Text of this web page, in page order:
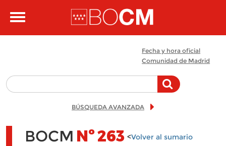
Toggle
Fecha y hora oficial
Comunidad de Madrid
BÚSQUEDA AVANZADA
BOCM Nº263 <Volver al sumario